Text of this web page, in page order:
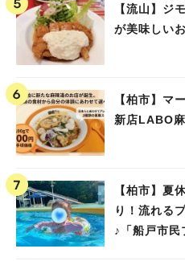
【流山】ジ
が美味しい
【柏市】マ
新店LABO
【柏市】夏
り！流れる
♪「船戸市民